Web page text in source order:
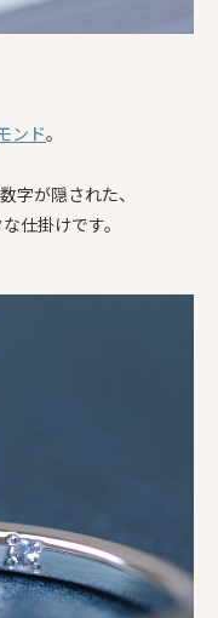
ンド。
字が隠された、
仕掛けです。